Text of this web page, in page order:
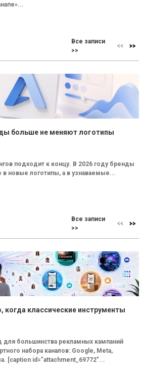
Все записи
>>
больше не меняют логотипы
подходит к концу. В 2026 году бренды
в новые логотипы, а в узнаваемые...
Все записи
>>
когда классические инструменты
для большинства рекламных кампаний
набора каналов: Google, Meta,
[caption id="attachment_69772"...